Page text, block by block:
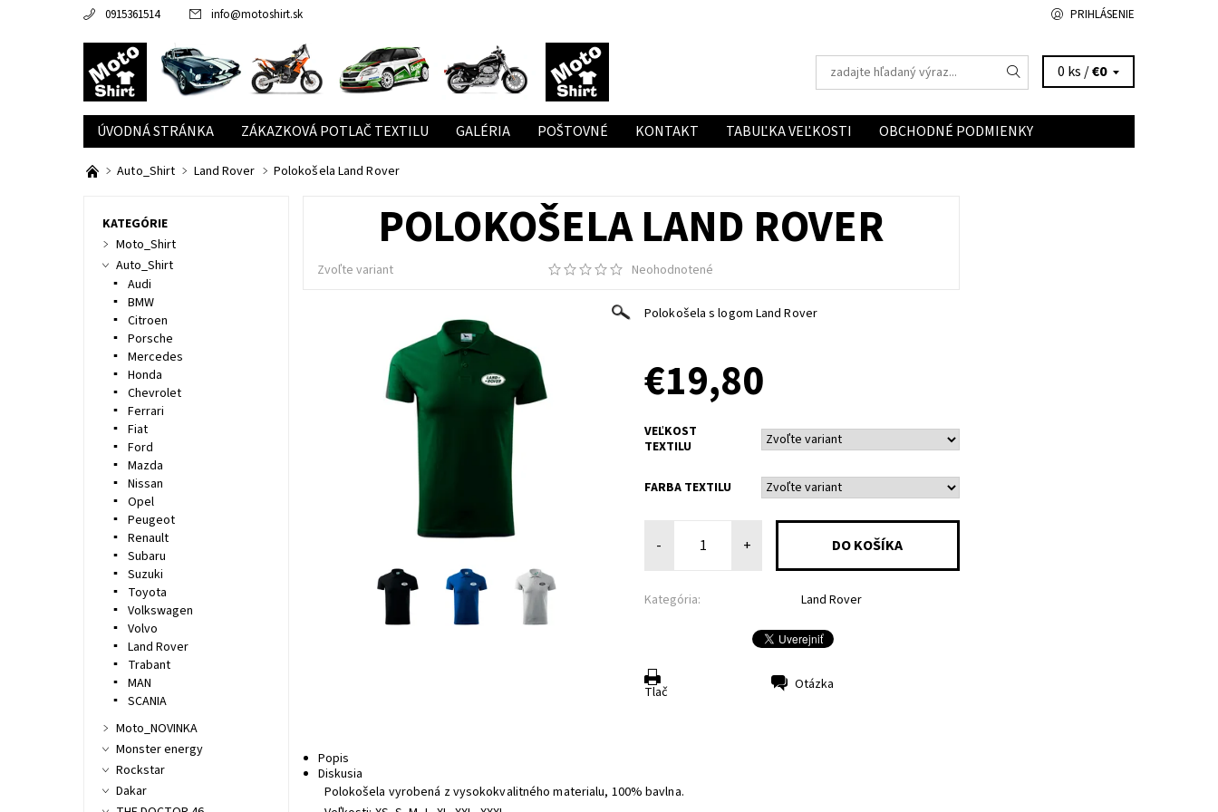
0915361514 info@motoshirt.sk PRIHLÁSENIE
0 ks /€0
ÚVODNÁ STRÁNKA ZÁKAZKOVÁ POTLAČ TEXTILU GALÉRIA POŠTOVNÉ KONTAKT TABUĽKA VEĽKOSTI OBCHODNÉ PODMIENKY
Auto_Shirt Land Rover Polokošela Land Rover
POLOKOŠELA LAND ROVER
Zvoľte variant Neohodnotené
Polokošela s logom Land Rover
€19,80
VEĽKOST
TEXTILU
FARBA TEXTILU
- +
Kategória: Land Rover
Tlač Otázka
Popis
Diskusia
Polokošela vyrobená z vysokokvalitného materialu, 100% bavlna.
KATEGÓRIE
Moto_Shirt
Auto_Shirt
Audi
BMW
Citroen
Porsche
Mercedes
Honda
Chevrolet
Ferrari
Fiat
Ford
Mazda
Nissan
Opel
Peugeot
Renault
Subaru
Suzuki
Toyota
Volkswagen
Volvo
Land Rover
Trabant
MAN
SCANIA
Moto_NOVINKA
Monster energy
Rockstar
Dakar